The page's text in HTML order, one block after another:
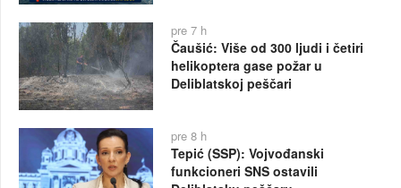
pre 7 h
Čaušić: Više od 300 ljudi i četiri
helikoptera gase požar u
Deliblatskoj peščari
pre 8 h
Tepić (SSP): Vojvođanski
funkcioneri SNS ostavili